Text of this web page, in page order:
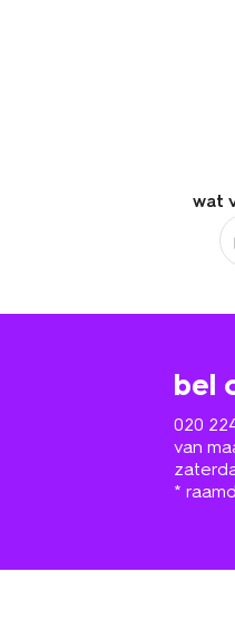
wat
bel
020
van
*